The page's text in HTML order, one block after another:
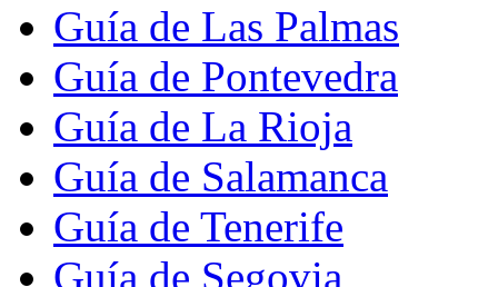
Guía de Las Palmas
Guía de Pontevedra
Guía de La Rioja
Guía de Salamanca
Guía de Tenerife
Guía de Segovia